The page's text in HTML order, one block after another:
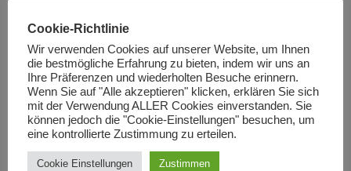
Mai 2018
April 2018
März 2018
Februar 2018
Januar 2018
Cookie-Richtlinie
Wir verwenden Cookies auf unserer Website, um Ihnen
die bestmögliche Erfahrung zu bieten, indem wir uns an
Ihre Präferenzen und wiederholten Besuche erinnern.
Wenn Sie auf "Alle akzeptieren" klicken, erklären Sie sich
mit der Verwendung ALLER Cookies einverstanden. Sie
können jedoch die "Cookie-Einstellungen" besuchen, um
eine kontrollierte Zustimmung zu erteilen.
Cookie Einstellungen Zustimmen